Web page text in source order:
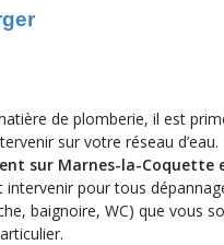
de plomberie, il est
sur votre réseau d’eau.
sur Marnes-la-Coquette
pour tous
baignoire, WC) que vous